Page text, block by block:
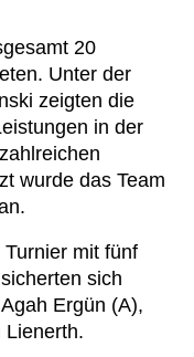
20
Unter der
zeigten die
in der
wurde das Team
mit fünf
sich
Ergün (A),
Lienerth.